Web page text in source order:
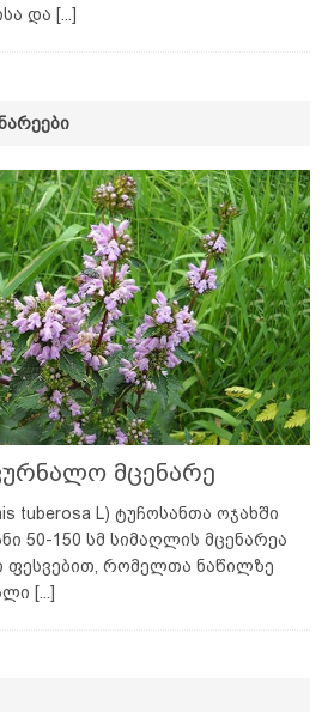
და [...]
მცენარე
tuberosa L) ტუჩოსანთა ოჯახში
50-150 სმ სიმაღლის მცენარეა
ფესვებით, რომელთა ნაწილზე
[...]